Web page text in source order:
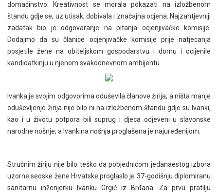
domaćinstvo. Kreativnost se morala pokazati na izložbenom
štandu gdje se, uz utisak, dobivala i značajna ocjena. Najzahtjevniji
zadatak bio je odgovaranje na pitanja ocjenjivačke komisije.
Dodajmo da su članice ocjenjivačke komisije prije natjecanja
posjetile žene na obiteljskom gospodarstvu i domu i ocijenile
kandidatkinju u njenom svakodnevnom ambijentu.
Ivanka je svojim odgovorima oduševila članove žirija, a ništa manje
oduševljenje žirija nije bilo ni na izložbenom štandu gdje su Ivanki,
kao i u životu potpora bili suprug i djeca odjeveni u slavonske
narodne nošnje, a Ivankina nošnja proglašena je najuređenijom.
Stručnim žiriju nije bilo teško da pobjednicom jedanaestog izbora
uzorne seoske žene Hrvatske proglasIo je 37-godišnju diplomiranu
sanitarnu inženjerku Ivanku Grgić iz Brđana. Za prvu pratilju